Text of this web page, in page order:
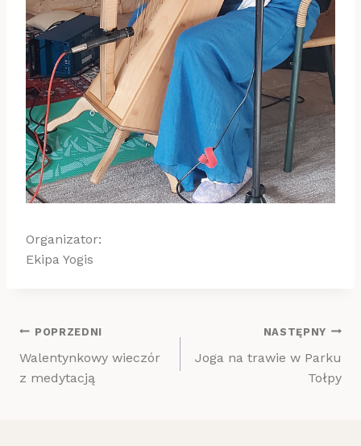
Organizator:
Ekipa Yogis
Nawigacja
wpisu
POPRZEDNI
Walentynkowy wieczór
z medytacją
NASTĘPNY
Joga na trawie w Parku
Tołpy